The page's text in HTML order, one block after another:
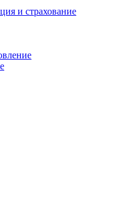
и страхование